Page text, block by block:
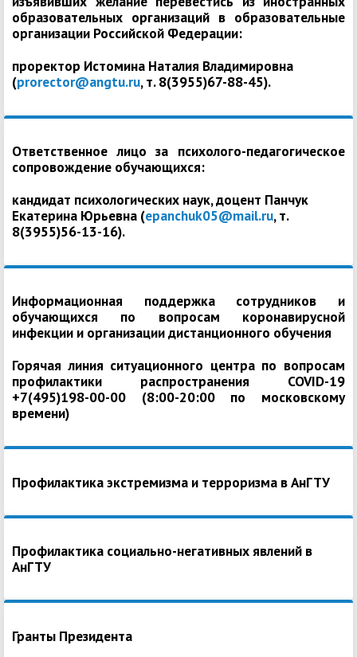
образовательных организаций в образовательные
организации Российской Федерации:
проректор Истомина Наталия Владимировна
(prorector@angtu.ru, т. 8(3955)67-88-45).
Ответственное лицо за психолого-педагогическое
сопровождение обучающихся:
кандидат психологических наук, доцент Панчук
Екатерина Юрьевна (epanchuk05@mail.ru, т.
8(3955)56-13-16).
Информационная поддержка сотрудников и
обучающихся по вопросам коронавирусной
инфекции и организации дистанционного обучения
Горячая линия ситуационного центра по вопросам
профилактики распространения COVID-19
+7(495)198-00-00 (8:00-20:00 по московскому
времени)
Профилактика экстремизма и терроризма в АнГТУ
Профилактика социально-негативных явлений в
АнГТУ
Гранты Президента